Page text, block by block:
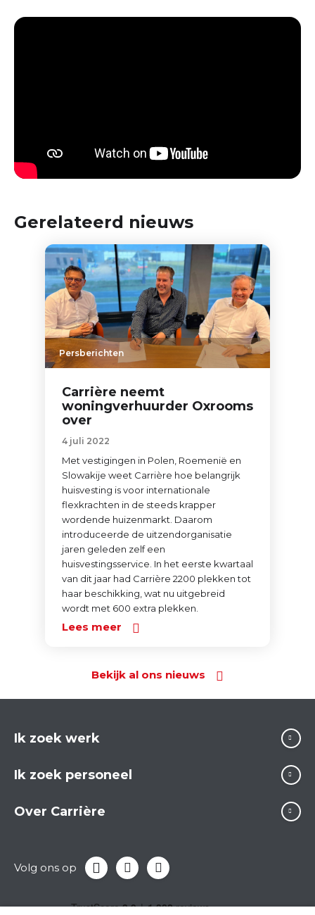
Gerelateerd nieuws
Persberichten
Carrière neemt
woningverhuurder Oxrooms
over
4 juli 2022
Met vestigingen in Polen, Roemenië en
Slowakije weet Carrière hoe belangrijk
huisvesting is voor internationale
flexkrachten in de steeds krapper
wordende huizenmarkt. Daarom
introduceerde de uitzendorganisatie
jaren geleden zelf een
huisvestingsservice. In het eerste kwartaal
van dit jaar had Carrière 2200 plekken tot
haar beschikking, wat nu uitgebreid
wordt met 600 extra plekken.
Lees meer
Bekijk al ons nieuws
Ik zoek werk
Ik zoek personeel
Over Carrière
Volg ons op